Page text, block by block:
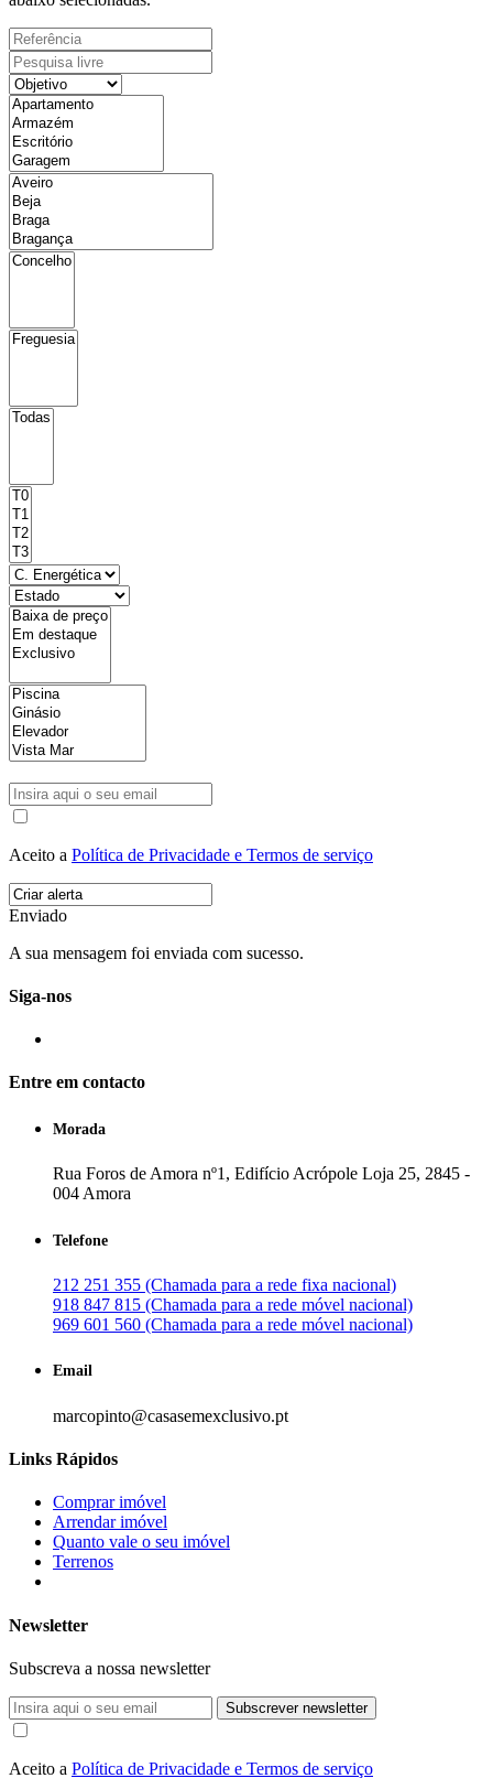
Aceito a Política de Privacidade e Termos de serviço
Enviado
A sua mensagem foi enviada com sucesso.
Siga-nos
Entre em contacto
Morada
Rua Foros de Amora nº1, Edifício Acrópole Loja 25, 2845 -
004 Amora
Telefone
212 251 355 (Chamada para a rede fixa nacional)
918 847 815 (Chamada para a rede móvel nacional)
969 601 560 (Chamada para a rede móvel nacional)
Email
marcopinto@casasemexclusivo.pt
Links Rápidos
Comprar imóvel
Arrendar imóvel
Quanto vale o seu imóvel
Terrenos
Newsletter
Subscreva a nossa newsletter
Subscrever newsletter
Aceito a Política de Privacidade e Termos de serviço